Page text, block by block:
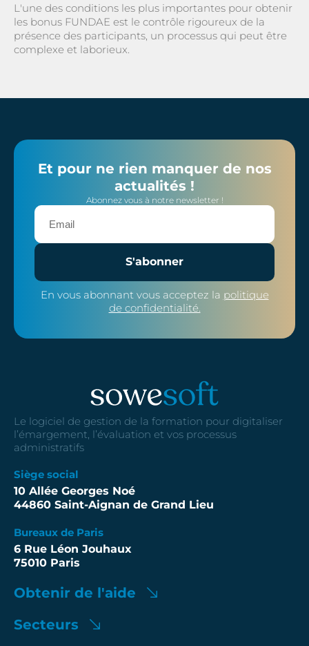
L'une des conditions les plus importantes pour obtenir
les bonus FUNDAE est le contrôle rigoureux de la
présence des participants, un processus qui peut être
complexe et laborieux.
Et pour ne rien manquer de nos
actualités !
Abonnez vous à notre newsletter !
S'abonner
En vous abonnant vous acceptez la politique
de confidentialité.
Le logiciel de gestion de la formation pour digitaliser
l’émargement, l’évaluation et vos processus
administratifs
Siège social
10 Allée Georges Noé
44860 Saint-Aignan de Grand Lieu
Bureaux de Paris
6 Rue Léon Jouhaux
75010 Paris
Obtenir de l'aide
Secteurs